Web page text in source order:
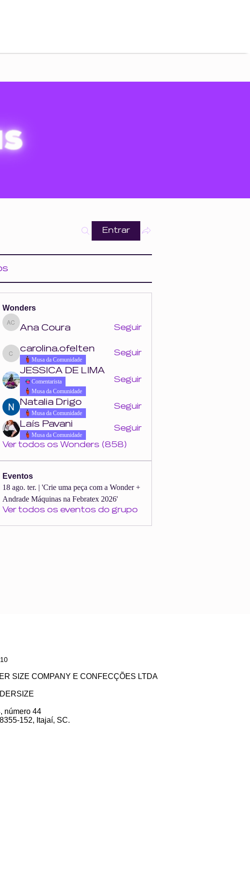
Entrar
Wonders
Ana Coura
Ana Coura Seguir
carolina.ofelten
carolina.ofelten
Musa da Comunidade
Seguir
JESSICA DE LIMA
Comentarista
Musa da Comunidade
Seguir
Natalia Drigo
Musa da Comunidade
Seguir
Laís Pavani
Musa da Comunidade
Seguir
Ver todos os Wonders (858)
Eventos
18 ago. ter. | 'Crie uma peça com a Wonder +
Andrade Máquinas na Febratex 2026'
Ver todos os eventos do grupo
SIZE COMPANY E CONFECÇÕES LTDA
número 44
152, Itajaí, SC.